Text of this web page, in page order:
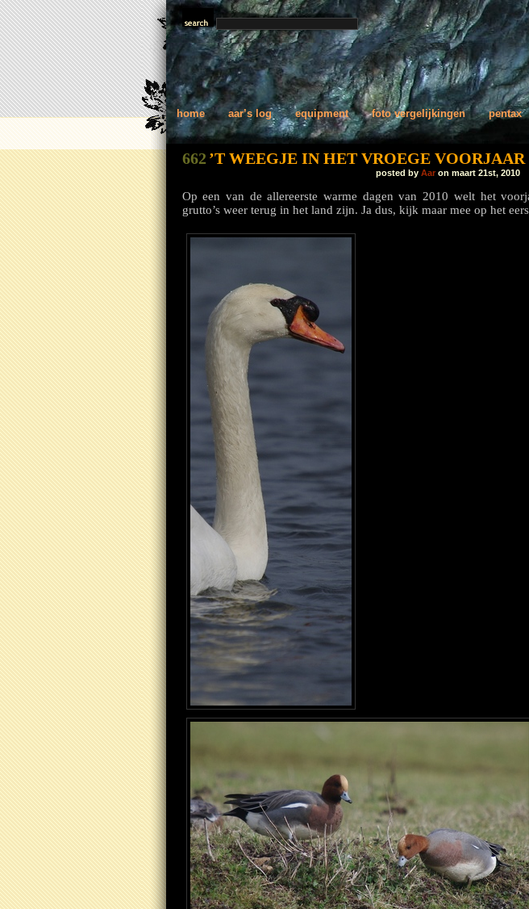
home aar’s log equipment foto vergelijkingen pentax
662 ’T WEEGJE IN HET VROEGE VOORJAAR
posted by Aar on maart 21st, 2010
Op een van de allereerste warme dagen van 2010 welt het
grutto’s weer terug in het land zijn. Ja dus, kijk maar mee op het